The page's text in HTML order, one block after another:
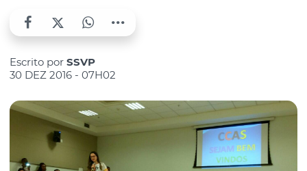
Escrito por SSVP
30 DEZ 2016 - 07H02